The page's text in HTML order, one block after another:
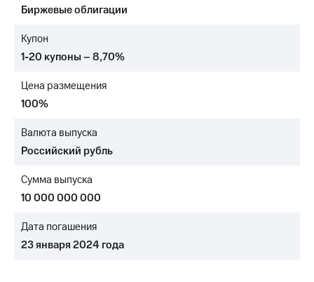
Достижения
Интервью
отчетность
Контакты
Новости
в
и акционерам
Корпоративное
Биржевые облигации
Купон
1-20 купоны – 8,70%
Цена размещения
100%
Валюта выпуска
Российский рубль
Сумма выпуска
10 000 000 000
Дата погашения
23 января 2024 года